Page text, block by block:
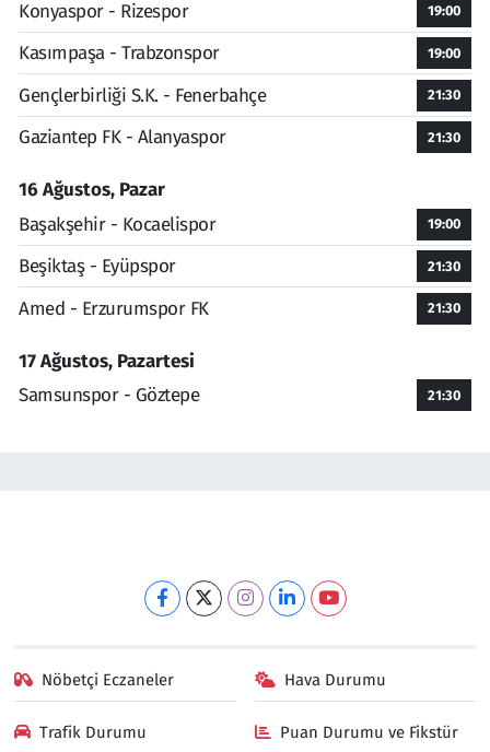
Konyaspor - Rizespor
19:00
Kasımpaşa - Trabzonspor 19:00
Gençlerbirliği S.K. - Fenerbahçe 21:30
Gaziantep FK - Alanyaspor 21:30
16 Ağustos, Pazar
Başakşehir - Kocaelispor
19:00
Beşiktaş - Eyüpspor 21:30
Amed - Erzurumspor FK 21:30
17 Ağustos, Pazartesi
Samsunspor - Göztepe
21:30
Nöbetçi Eczaneler Hava Durumu
Trafik Durumu Puan Durumu ve Fikstür